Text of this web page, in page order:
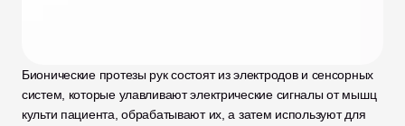
Бионические протезы рук состоят из электродов и сенсорных
систем, которые улавливают электрические сигналы от мышц
культи пациента, обрабатывают их, а затем используют для